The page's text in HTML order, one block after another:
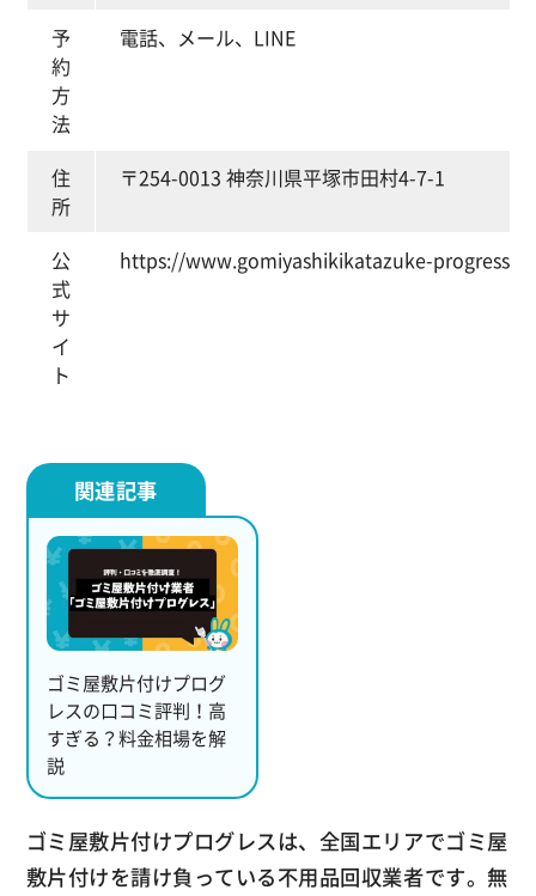
予
約
方
法
電話、メール、LINE
住
所
〒254-0013 神奈川県平塚市田村4-7-1
公
式
サ
イ
ト
https://www.gomiyashikikatazuke-
ゴミ屋敷片付けプログ
レスの口コミ評判！高
すぎる？料金相場を解
説
ゴミ屋敷片付けプログレスは、全国エリアでゴミ屋
敷片付けを請け負っている不用品回収業者です。無